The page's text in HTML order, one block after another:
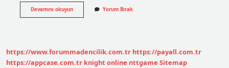
Devamını okuyunPlastik
Varil
Yorum Bırak
https://www.forummadencilik.com.tr https://payall.com.tr
https://appcase.com.tr knight online nttgame Sitemap